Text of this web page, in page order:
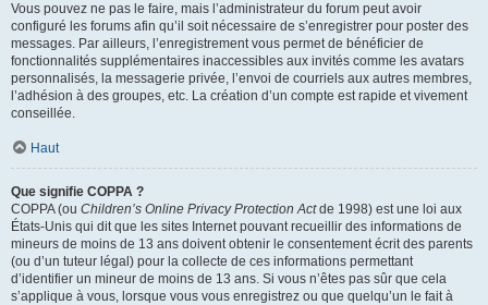
Vous pouvez ne pas le faire, mais l’administrateur du forum peut avoir
configuré les forums afin qu’il soit nécessaire de s’enregistrer pour poster des
messages. Par ailleurs, l’enregistrement vous permet de bénéficier de
fonctionnalités supplémentaires inaccessibles aux invités comme les avatars
personnalisés, la messagerie privée, l’envoi de courriels aux autres membres,
l’adhésion à des groupes, etc. La création d’un compte est rapide et vivement
conseillée.
Haut
Que signifie COPPA ?
COPPA (ou Children’s Online Privacy Protection Actde 1998) est une loi aux
États-Unis qui dit que les sites Internet pouvant recueillir des informations de
mineurs de moins de 13 ans doivent obtenir le consentement écrit des parents
(ou d’un tuteur légal) pour la collecte de ces informations permettant
d’identifier un mineur de moins de 13 ans. Si vous n’êtes pas sûr que cela
s’applique à vous, lorsque vous vous enregistrez ou que quelqu’un le fait à